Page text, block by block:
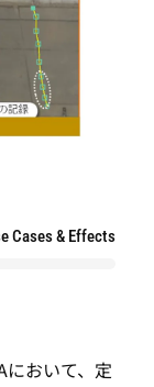
Cases & Effects
において、定